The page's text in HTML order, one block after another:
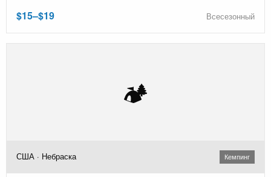
$15–$19 Всесезонный
🏕️
США · Небраска Кемпинг